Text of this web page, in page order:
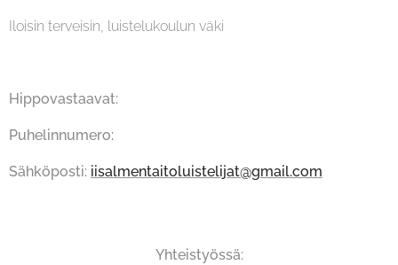
Iloisin terveisin, luistelukoulun väki
Hippovastaavat:
Puhelinnumero:
Sähköposti: iisalmentaitoluistelijat@gmail.com
Yhteistyössä: